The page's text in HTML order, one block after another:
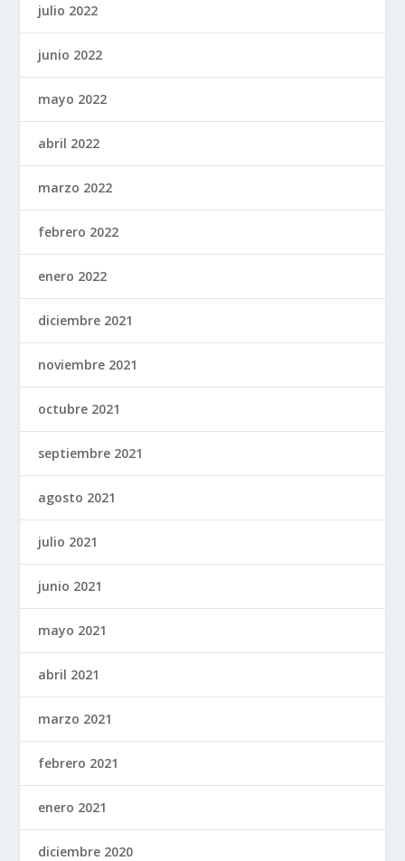
julio 2022
junio 2022
mayo 2022
abril 2022
marzo 2022
febrero 2022
enero 2022
diciembre 2021
noviembre 2021
octubre 2021
septiembre 2021
agosto 2021
julio 2021
junio 2021
mayo 2021
abril 2021
marzo 2021
febrero 2021
enero 2021
diciembre 2020